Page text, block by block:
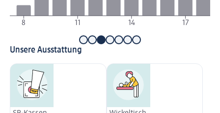
8 11 14 17
Unsere Ausstattung